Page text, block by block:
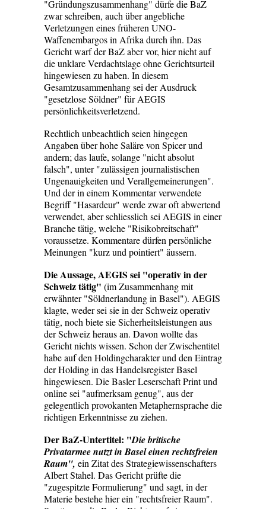
"Gründungszusammenhang" dürfe die BaZ
zwar schreiben, auch über angebliche
Verletzungen eines früheren UNO-
Waffenembargos in Afrika durch ihn. Das
Gericht warf der BaZ aber vor, hier nicht auf
die unklare Verdachtslage ohne Gerichtsurteil
hingewiesen zu haben. In diesem
Gesamtzusammenhang sei der Ausdruck
"gesetzlose Söldner" für AEGIS
persönlichkeitsverletzend.
Rechtlich unbeachtlich seien hingegen
Angaben über hohe Saläre von Spicer und
andern; das laufe, solange "nicht absolut
falsch", unter "zulässigen journalistischen
Ungenauigkeiten und Verallgemeinerungen".
Und der in einem Kommentar verwendete
Begriff "Hasardeur" werde zwar oft abwertend
verwendet, aber schliesslich sei AEGIS in einer
Branche tätig, welche "Risikobreitschaft"
voraussetze. Kommentare dürfen persönliche
Meinungen "kurz und pointiert" äussern.
Die Aussage, AEGIS sei "operativ in der
Schweiz tätig" (im Zusammenhang mit
erwähnter "Söldnerlandung in Basel"). AEGIS
klagte, weder sei sie in der Schweiz operativ
tätig, noch biete sie Sicherheitsleistungen aus
der Schweiz heraus an. Davon wollte das
Gericht nichts wissen. Schon der Zwischentitel
habe auf den Holdingcharakter und den Eintrag
der Holding in das Handelsregister Basel
hingewiesen. Die Basler Leserschaft Print und
online sei "aufmerksam genug", aus der
gelegentlich provokanten Metaphernsprache die
richtigen Erkenntnisse zu ziehen.
Der BaZ-Untertitel: "Die britische
Privatarmee nutzt in Basel einen rechtsfreien
Raum", ein Zitat des Strategiewissenschafters
Albert Stahel. Das Gericht prüfte die
"zugespitzte Formulierung" und sagt, in der
Materie bestehe hier ein "rechtsfreier Raum".